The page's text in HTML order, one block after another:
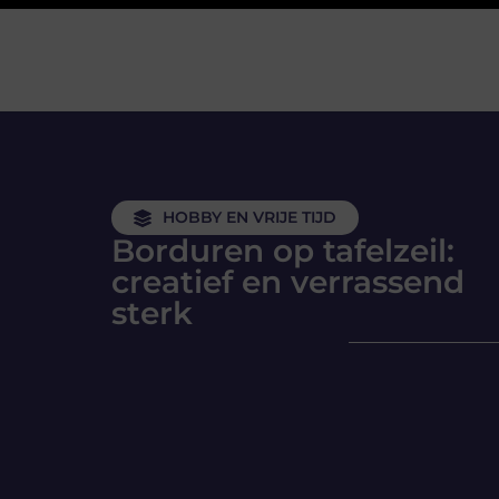
HOBBY EN VRIJE TIJD
Borduren op tafelzeil:
creatief en verrassend
sterk